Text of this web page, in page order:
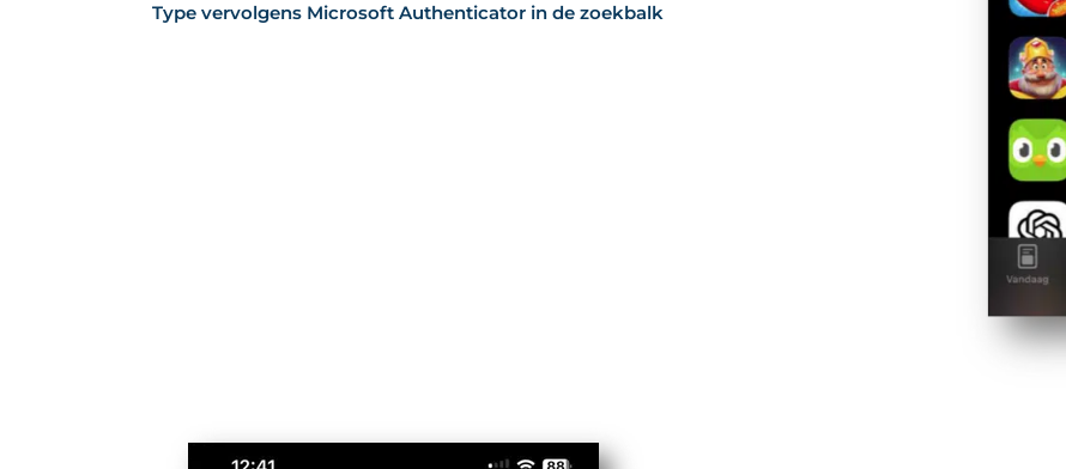
Type vervolgens Microsoft Authenticator in de zoekbalk